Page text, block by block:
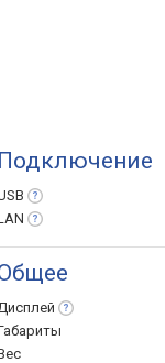
Подключение